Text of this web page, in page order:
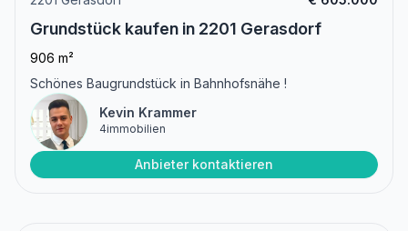
Grundstück kaufen in 2201 Gerasdorf
906 m²
Schönes Baugrundstück in Bahnhofsnähe !
Kevin Krammer
4immobilien
Anbieter kontaktieren